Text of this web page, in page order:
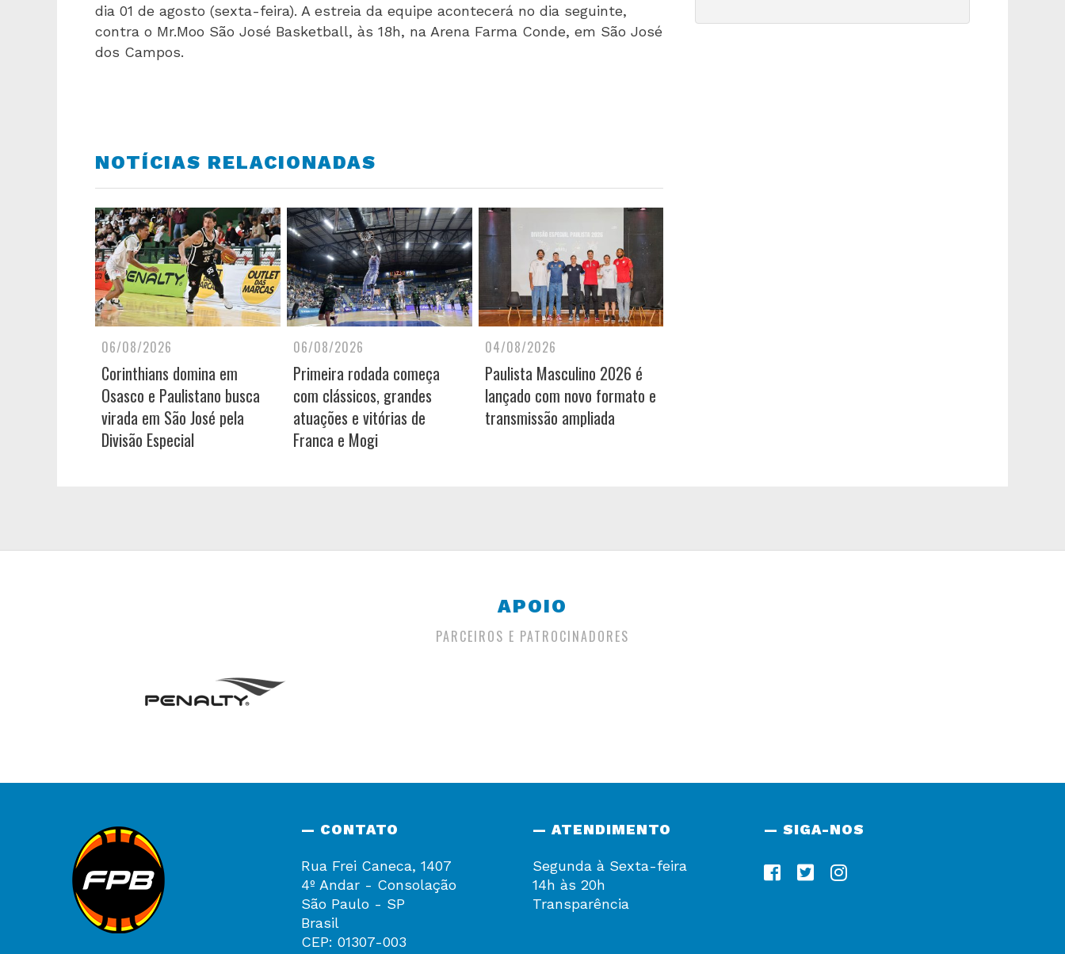
dia 01 de agosto (sexta-feira). A estreia da equipe acontecerá no dia seguinte,
contra o Mr.Moo São José Basketball, às 18h, na Arena Farma Conde, em São José
dos Campos.
NOTÍCIAS RELACIONADAS
06/08/2026
Corinthians domina em
Osasco e Paulistano busca
virada em São José pela
Divisão Especial
06/08/2026
Primeira rodada começa
com clássicos, grandes
atuações e vitórias de
Franca e Mogi
04/08/2026
Paulista Masculino 2026 é
lançado com novo formato e
transmissão ampliada
APOIO
PARCEIROS E PATROCINADORES
— CONTATO
Rua Frei Caneca, 1407
4º Andar - Consolação
São Paulo - SP
Brasil
CEP: 01307-003
— ATENDIMENTO
Segunda à Sexta-feira
14h às 20h
Transparência
— SIGA-NOS